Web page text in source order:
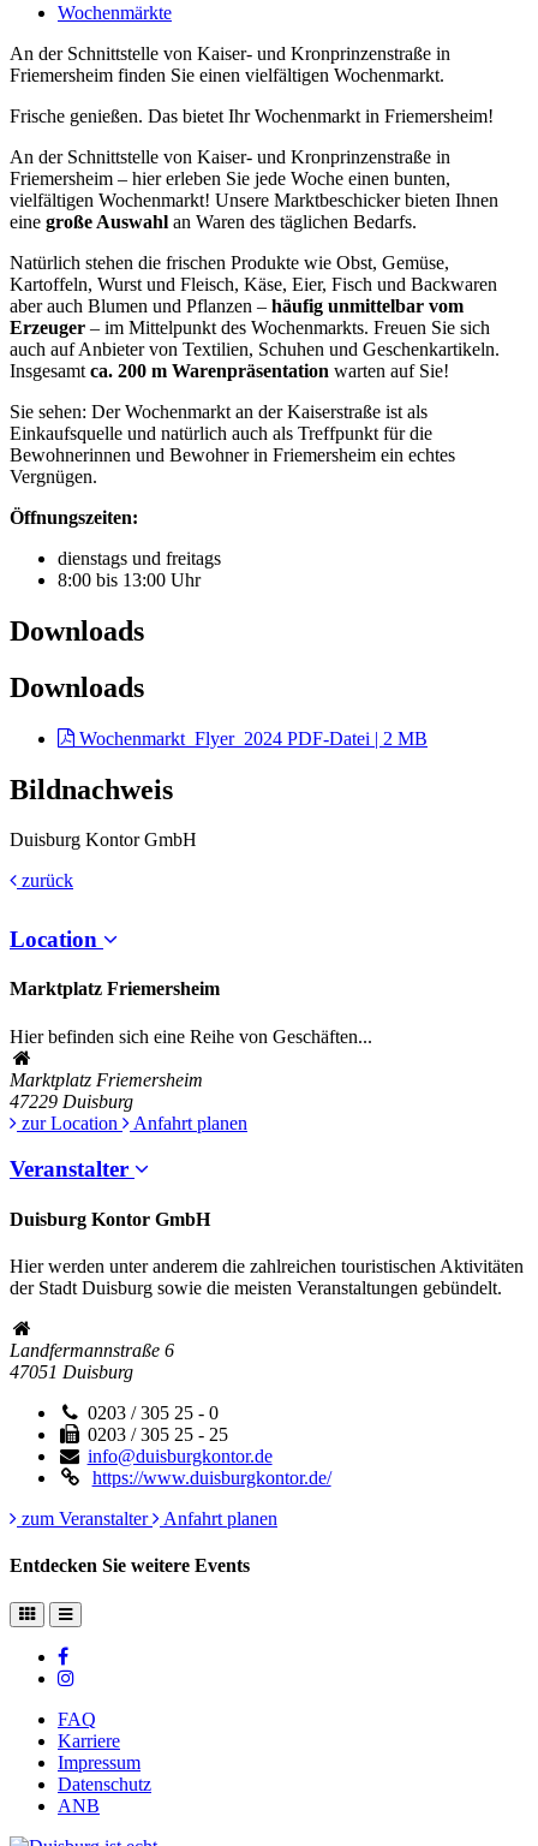
Wochenmärkte
An der Schnittstelle von Kaiser- und Kronprinzenstraße in
Friemersheim finden Sie einen vielfältigen Wochenmarkt.
Frische genießen. Das bietet Ihr Wochenmarkt in Friemersheim!
An der Schnittstelle von Kaiser- und Kronprinzenstraße in
Friemersheim – hier erleben Sie jede Woche einen bunten,
vielfältigen Wochenmarkt! Unsere Marktbeschicker bieten Ihnen
eine große Auswahl an Waren des täglichen Bedarfs.
Natürlich stehen die frischen Produkte wie Obst, Gemüse,
Kartoffeln, Wurst und Fleisch, Käse, Eier, Fisch und Backwaren
aber auch Blumen und Pflanzen – häufig unmittelbar vom
Erzeuger – im Mittelpunkt des Wochenmarkts. Freuen Sie sich
auch auf Anbieter von Textilien, Schuhen und Geschenkartikeln.
Insgesamt ca. 200 m Warenpräsentation warten auf Sie!
Sie sehen: Der Wochenmarkt an der Kaiserstraße ist als
Einkaufsquelle und natürlich auch als Treffpunkt für die
Bewohnerinnen und Bewohner in Friemersheim ein echtes
Vergnügen.
Öffnungszeiten:
dienstags und freitags
8:00 bis 13:00 Uhr
Downloads
Downloads
Wochenmarkt_Flyer_2024 PDF-Datei | 2 MB
Bildnachweis
Duisburg Kontor GmbH
zurück
Location
Marktplatz Friemersheim
Hier befinden sich eine Reihe von Geschäften...
Marktplatz Friemersheim
47229 Duisburg
zur Location
Anfahrt planen
Veranstalter
Duisburg Kontor GmbH
Hier werden unter anderem die zahlreichen touristischen Aktivitäten
der Stadt Duisburg sowie die meisten Veranstaltungen gebündelt.
Landfermannstraße 6
47051 Duisburg
0203 / 305 25 - 0
0203 / 305 25 - 25
info@duisburgkontor.de
https://www.duisburgkontor.de/
zum Veranstalter
Anfahrt planen
Entdecken Sie weitere Events
FAQ
Karriere
Impressum
Datenschutz
ANB